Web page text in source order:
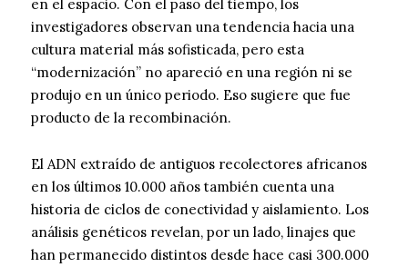
en el espacio. Con el paso del tiempo, los
investigadores observan una tendencia hacia una
cultura material más sofisticada, pero esta
“modernización” no apareció en una región ni se
produjo en un único periodo. Eso sugiere que fue
producto de la recombinación.
El ADN extraído de antiguos recolectores africanos
en los últimos 10.000 años también cuenta una
historia de ciclos de conectividad y aislamiento. Los
análisis genéticos revelan, por un lado, linajes que
han permanecido distintos desde hace casi 300.000